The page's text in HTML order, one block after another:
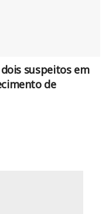
dois suspeitos em
de